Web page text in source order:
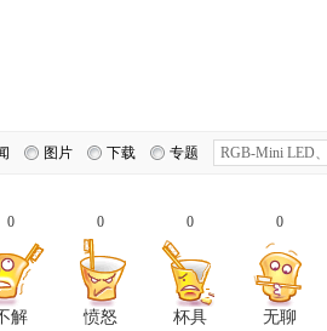
图片 下载 专题
0
解
0
愤怒
0
杯具
0
无聊